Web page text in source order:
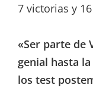
7 victorias y
«Ser parte de
genial hasta
los test